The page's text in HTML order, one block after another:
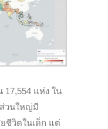
แห่ง ใน
วนใหญ่มี
ชีวิตในเด็ก แต่